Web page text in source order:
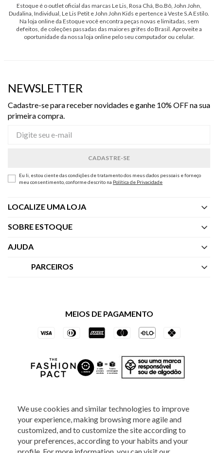
We use cookies and similar technologies to improve
your experience, making browsing more agile and
customized, and to customize the site according to
your preferences, according to your habits and your
Estoque é o outlet oficial das marcas Le Lis, Rosa Chá, Bo.Bô, John John,
Dudalina, Individual, Le Lis Petit e John John Kids e pertence à Veste S.A Estilo.
Na loja online da Estoque você encontra peças novas e limitadas, sem
defeitos, de coleções passadas das maiores grifes do Brasil. Aproveite a
oportunidade da nossa loja online pelo seu computador ou celular.
NEWSLETTER
Cadastre-se para receber novidades e ganhe 10% OFF na sua
primeira compra.
Eu li, estou ciente das condições de tratamento dos meus dados pessoais e forneço
meu consentimento, conforme descrito na Política de Privacidade
LOCALIZE UMA LOJA
SOBRE ESTOQUE
Quem Somos
AJUDA
Central de Atendimento
Trocas e Devoluções
PARCEIROS
Vai de Visa
Azul Fidelidade
MEIOS DE PAGAMENTO